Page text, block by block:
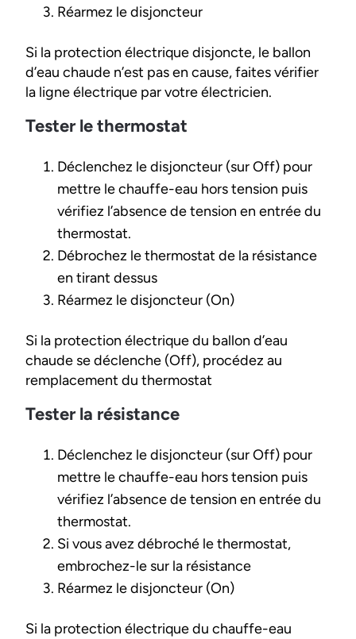
Réarmez le disjoncteur
Si la protection électrique disjoncte, le ballon
d’eau chaude n’est pas en cause, faites vérifier
la ligne électrique par votre électricien.
Tester le thermostat
Déclenchez le disjoncteur (sur Off) pour
mettre le chauffe-eau hors tension puis
vérifiez l’absence de tension en entrée du
thermostat.
Débrochez le thermostat de la résistance
en tirant dessus
Réarmez le disjoncteur (On)
Si la protection électrique du ballon d’eau
chaude se déclenche (Off), procédez au
remplacement du thermostat
Tester la résistance
Déclenchez le disjoncteur (sur Off) pour
mettre le chauffe-eau hors tension puis
vérifiez l’absence de tension en entrée du
thermostat.
Si vous avez débroché le thermostat,
embrochez-le sur la résistance
Réarmez le disjoncteur (On)
Si la protection électrique du chauffe-eau